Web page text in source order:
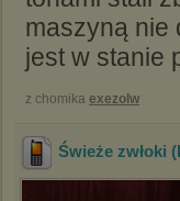
maszyną nie
jest w stanie
z chomika exezolw
Świeże zwłoki